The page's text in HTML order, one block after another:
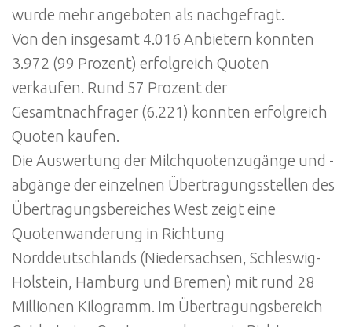
wurde mehr angeboten als nachgefragt.
Von den insgesamt 4.016 Anbietern konnten
3.972 (99 Prozent) erfolgreich Quoten
verkaufen. Rund 57 Prozent der
Gesamtnachfrager (6.221) konnten erfolgreich
Quoten kaufen.
Die Auswertung der Milchquotenzugänge und -
abgänge der einzelnen Übertragungsstellen des
Übertragungsbereiches West zeigt eine
Quotenwanderung in Richtung
Norddeutschlands (Niedersachsen, Schleswig-
Holstein, Hamburg und Bremen) mit rund 28
Millionen Kilogramm. Im Übertragungsbereich